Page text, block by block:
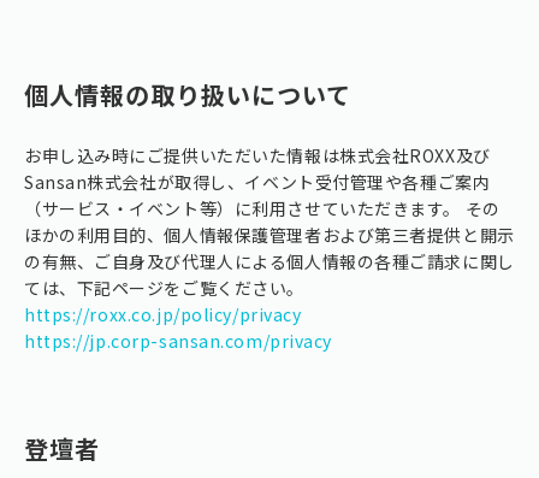
個人情報の取り扱いについて
お申し込み時にご提供いただいた情報は株式会社ROXX及び
Sansan株式会社が取得し、イベント受付管理や各種ご案内
（サービス・イベント等）に利用させていただきます。 その
ほかの利用目的、個人情報保護管理者および第三者提供と開示
の有無、ご自身及び代理人による個人情報の各種ご請求に関し
ては、下記ページをご覧ください。
https://roxx.co.jp/policy/privacy
https://jp.corp-sansan.com/privacy
登壇者